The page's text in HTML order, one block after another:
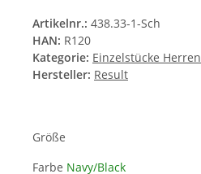
Artikelnr.: 438.33-1-Sch
HAN: R120
Kategorie: Einzelstücke
Hersteller: Result
Größe
Farbe Navy/Black